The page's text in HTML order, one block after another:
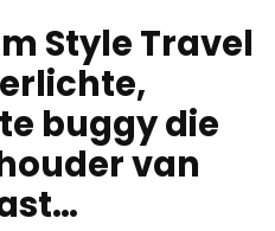
Style Travel
buggy die
van